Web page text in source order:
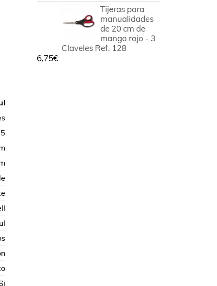
Tijeras para
manualidades
de 20 cm de
mango rojo - 3
Claveles Ref. 128
6,75€